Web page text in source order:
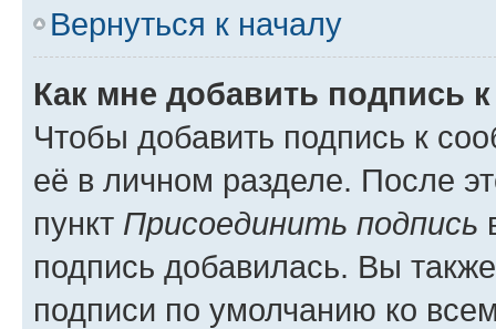
Вернуться к началу
Как мне добавить подпись
Чтобы добавить подпись к
её в личном разделе. После
пункт Присоединить подпись
подпись добавилась. Вы
подписи по умолчанию ко